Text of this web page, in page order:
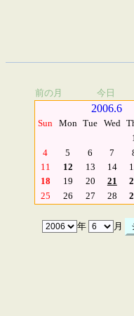
前の月 今日
2006.6
Sun Mon Tue Wed
4
5 6 7
11
12 13 14
18
19 20 21
25
26 27 28
年 月